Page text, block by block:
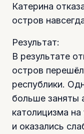
Катерина
остров
Результат:
В результате
остров
республики.
больше заняты
католицизма
и оказались